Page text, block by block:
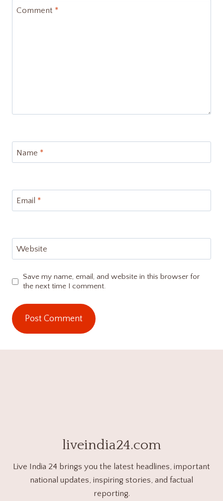
Comment *
Name *
Email *
Website
Save my name, email, and website in this browser for
the next time I comment.
liveindia24.com
Live India 24 brings you the latest headlines, important
national updates, inspiring stories, and factual
reporting.